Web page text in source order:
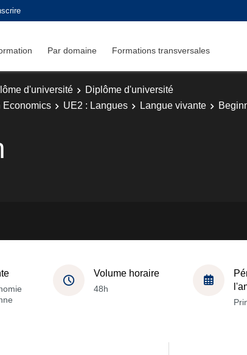
Par domaine Formations transversales
d'université
Diplôme d'université
Economics
UE2 : Langues Langue vivante
Volume horaire
48h